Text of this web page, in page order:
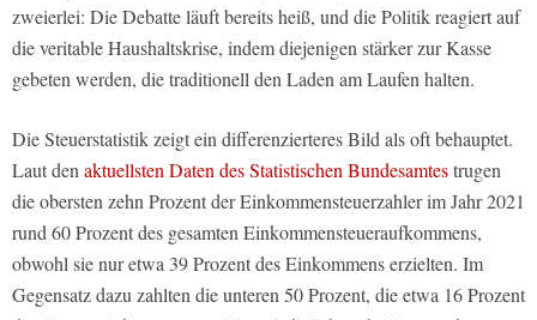
zweierlei: Die Debatte läuft bereits heiß, und die Politik reagiert auf
die veritable Haushaltskrise, indem diejenigen stärker zur Kasse
gebeten werden, die traditionell den Laden am Laufen halten.
Die Steuerstatistik zeigt ein differenzierteres Bild als oft behauptet.
Laut den aktuellsten Daten des Statistischen Bundesamtestrugen
die obersten zehn Prozent der Einkommensteuerzahler im Jahr 2021
rund 60 Prozent des gesamten Einkommensteueraufkommens,
obwohl sie nur etwa 39 Prozent des Einkommens erzielten. Im
Gegensatz dazu zahlten die unteren 50 Prozent, die etwa 16 Prozent